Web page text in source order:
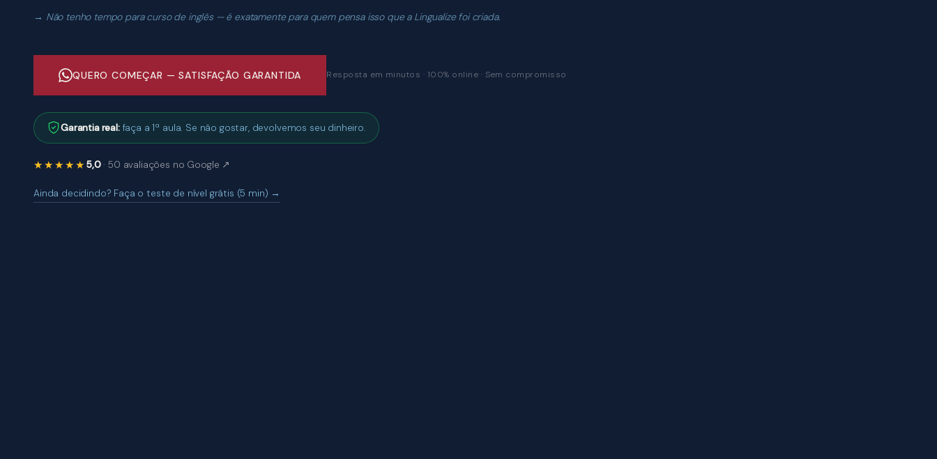
Não tenho tempo para curso de inglês — é exatamente para quem pensa isso que a Lingualize foi criada.
QUERO COMEÇAR — SATISFAÇÃO GARANTIDA Resposta em minutos · 100% online · Sem compromisso
Garantia real:faça a 1ª aula. Se não gostar, devolvemos seu dinheiro.
★★★★★ 5,0· 50 avaliações no Google ↗
Ainda decidindo? Faça o teste de nível grátis (5 min) →